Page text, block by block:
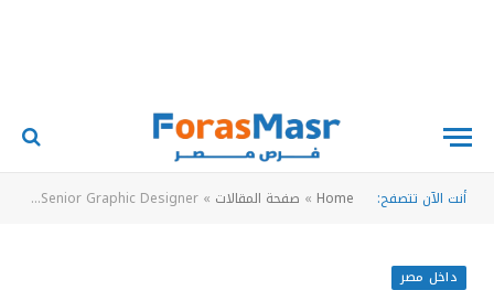
أنت الآن تتصفح: Home
» صفحة المقالات » Senior Graphic Designer – مصمم أول جرافيك
داخل مصر